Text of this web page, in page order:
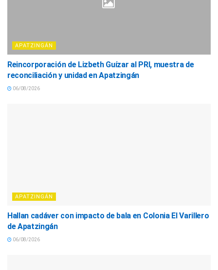
APATZINGÁN
Reincorporación de Lizbeth Guízar al PRI, muestra de
reconciliación y unidad en Apatzingán
06/08/2026
APATZINGÁN
Hallan cadáver con impacto de bala en Colonia El Varillero
de Apatzingán
06/08/2026